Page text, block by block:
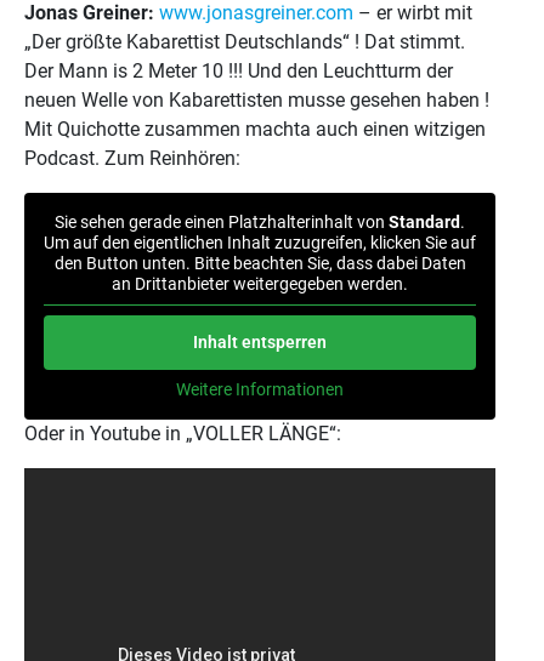
Jonas Greiner: www.jonasgreiner.com – er wirbt mit
„Der größte Kabarettist Deutschlands“ ! Dat stimmt.
Der Mann is 2 Meter 10 !!! Und den Leuchtturm der
neuen Welle von Kabarettisten musse gesehen haben !
Mit Quichotte zusammen machta auch einen witzigen
Podcast. Zum Reinhören:
Sie sehen gerade einen Platzhalterinhalt von Standard.
Um auf den eigentlichen Inhalt zuzugreifen, klicken Sie auf
den Button unten. Bitte beachten Sie, dass dabei Daten
an Drittanbieter weitergegeben werden.
Inhalt entsperren
Weitere Informationen
Oder in Youtube in „VOLLER LÄNGE“: